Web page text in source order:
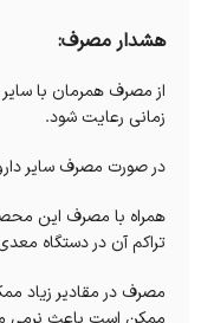
هشدار مصرف:
زمانی رعایت شود.
در صورت مصرف سایر
همراه با مصرف این
تراکم آن در دستگاه
مصرف در مقادیر زیاد